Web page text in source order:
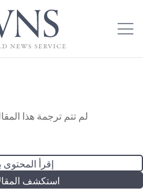
لم تتم ترجمة هذا
إقرأ المحتوى
استكشف